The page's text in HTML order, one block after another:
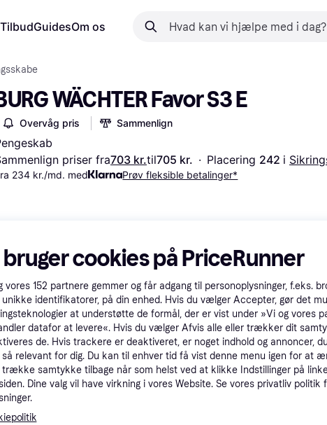
TilbudGuidesOm os
WÄCHTER Favor S3 E
Overvåg pris Sammenlign
priser fra703 kr.til705 kr. · Placering 242 i
234 kr./md. med Prøv fleksible betalinger*
bruger cookies på PriceRunner
vores 152 partnere gemmer og får adgang til personoplysninger, f.eks.
unikke identifikatorer, på din enhed. Hvis du vælger Accepter, gør det
at understøtte de formål, der er vist under »Vi og vores
datafor at levere«. Hvis du vælger Afvis alle eller trækker dit
de. Hvis trackere er deaktiveret, er noget indhold og annoncer,
relevant for dig. Du kan til enhver tid få vist denne menu igen for at
trække samtykke tilbage når som helst ved at klikke Indstillinger på
Dine valg vil have virkning i vores Website. Se vores privatliv